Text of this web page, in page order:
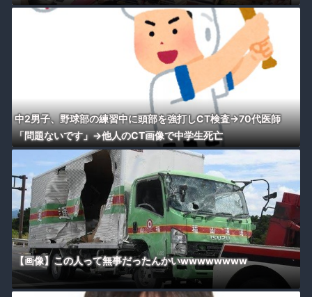
中2男子、野球部の練習中に頭部を強打しCT検査→70代医師
「問題ないです」→他人のCT画像で中学生死亡
【画像】この人って無事だったんかいwwwwwwww